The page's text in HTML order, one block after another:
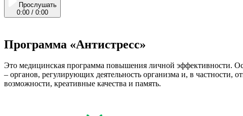
Прослушать
0:00 / 0:00
Программа «Антистресс»
Это медицинская программа повышения личной эффективности.
– органов, регулирующих деятельность организма и, в частности,
возможности, креативные качества и память.